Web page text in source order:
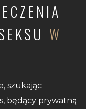
W
szukając
będący prywatną